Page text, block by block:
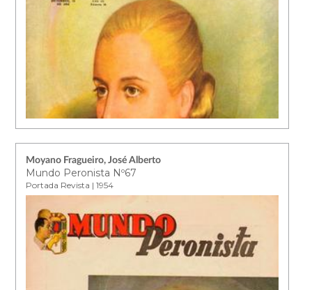
Moyano Fragueiro, José Alberto
Mundo Peronista Nº67
Portada Revista | 1954